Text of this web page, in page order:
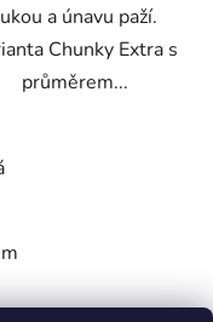
a únavu paží.
Chunky Extra s
průměrem...